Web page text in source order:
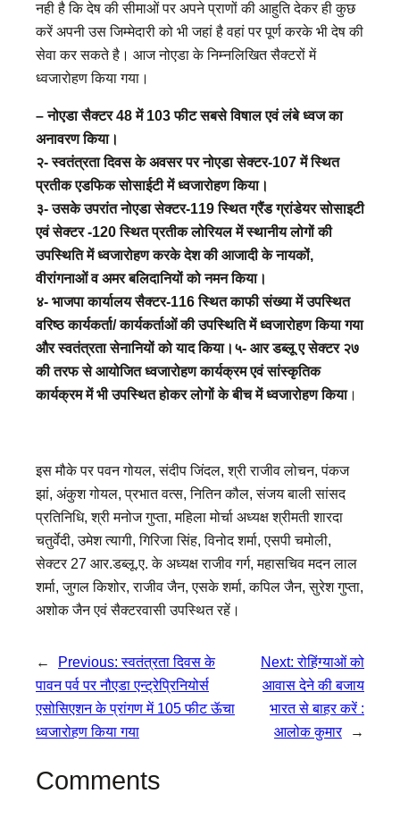
नही है कि देष की सीमाओं पर अपने प्राणों की आहुति देकर ही कुछ
करें अपनी उस जिम्मेदारी को भी जहां है वहां पर पूर्ण करके भी देष की
सेवा कर सकते है। आज नोएडा के निम्नलिखित सैक्टरों में
ध्वजारोहण किया गया।
– नोएडा सैक्टर 48 में 103 फीट सबसे विषाल एवं लंबे ध्वज का
अनावरण किया।
२- स्वतंत्रता दिवस के अवसर पर नोएडा सेक्टर-107 में स्थित
प्रतीक एडफिक सोसाईटी में ध्वजारोहण किया।
३- उसके उपरांत नोएडा सेक्टर-119 स्थित ग्रैंड ग्रांडेयर सोसाइटी
एवं सेक्टर -120 स्थित प्रतीक लोरियल में स्थानीय लोगों की
उपस्थिति में ध्वजारोहण करके देश की आजादी के नायकों,
वीरांगनाओं व अमर बलिदानियों को नमन किया।
४- भाजपा कार्यालय सैक्टर-116 स्थित काफी संख्या में उपस्थित
वरिष्ठ कार्यकर्ता/ कार्यकर्ताओं की उपस्थिति में ध्वजारोहण किया गया
और स्वतंत्रता सेनानियों को याद किया।५- आर डब्लू ए सेक्टर २७
की तरफ से आयोजित ध्वजारोहण कार्यक्रम एवं सांस्कृतिक
कार्यक्रम में भी उपस्थित होकर लोगों के बीच में ध्वजारोहण किया।
इस मौके पर पवन गोयल, संदीप जिंदल, श्री राजीव लोचन, पंकज
झां, अंकुश गोयल, प्रभात वत्स, नितिन कौल, संजय बाली सांसद
प्रतिनिधि, श्री मनोज गुप्ता, महिला मोर्चा अध्यक्ष श्रीमती शारदा
चतुर्वेदी, उमेश त्यागी, गिरिजा सिंह, विनोद शर्मा, एसपी चमोली,
सेक्टर 27 आर.डब्लू.ए. के अध्यक्ष राजीव गर्ग, महासचिव मदन लाल
शर्मा, जुगल किशोर, राजीव जैन, एसके शर्मा, कपिल जैन, सुरेश गुप्ता,
अशोक जैन एवं सैक्टरवासी उपस्थित रहें।
← Previous:स्वतंत्रता दिवस के
पावन पर्व पर नौएडा एन्ट्रेप्रिनियोर्स
एसोसिएशन के प्रांगण में 105 फीट ऊॅचा
ध्वजारोहण किया गया
Next:रोहिंग्याओं को
आवास देने की बजाय
भारत से बाहर करें :
आलोक कुमार
→
Comments